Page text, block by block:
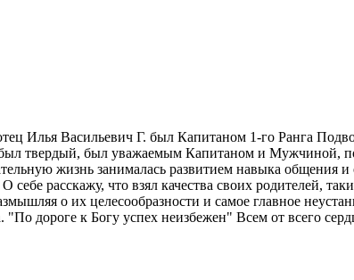
Илья Васильевич Г. был Капитаном 1-го Ранга
твердый, был уважаемым Капитаном и Мужчиной,
жизнь занималась развитием навыка общения
расскажу, что взял качества своих родителей,
о их целесообразности и самое главное
"По дороге к Богу успех неизбежен" Всем от всего